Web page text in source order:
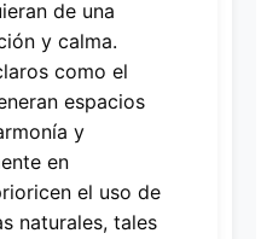
de una
y calma.
como el
espacios
y
en
el uso de
naturales, tales